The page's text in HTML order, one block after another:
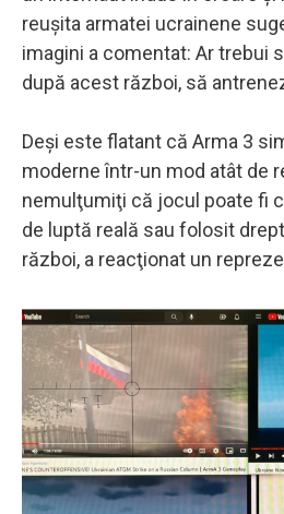
reuşita armatei ucrainene
imagini a comentat: Ar trebui
după acest război, să
Deşi este flatant că Arma 3
moderne într-un mod atât de
nemulţumiţi că jocul poate fi
de luptă reală sau folosit
război, a reacţionat un